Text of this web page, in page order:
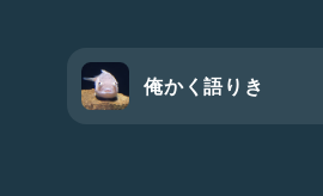
俺かく語りき